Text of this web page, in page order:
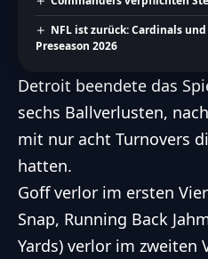
NFL ist zurück: Cardinals
Preseason 2026
Detroit beendete das
sechs Ballverlusten,
mit nur acht Turnovers
hatten.
Goff verlor im ersten
Snap, Running Back
Yards) verlor im zweiten